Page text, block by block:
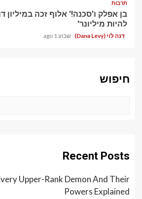
תרבות
בן אפלק ו'סכנה!' אלוף זכה במיליון
להיות מיליונר'
דנה לוי (Dana Levy) שבוע 1 ago
חיפוש
Recent Posts
Upper-Rank Demon And Their
Powers Explained